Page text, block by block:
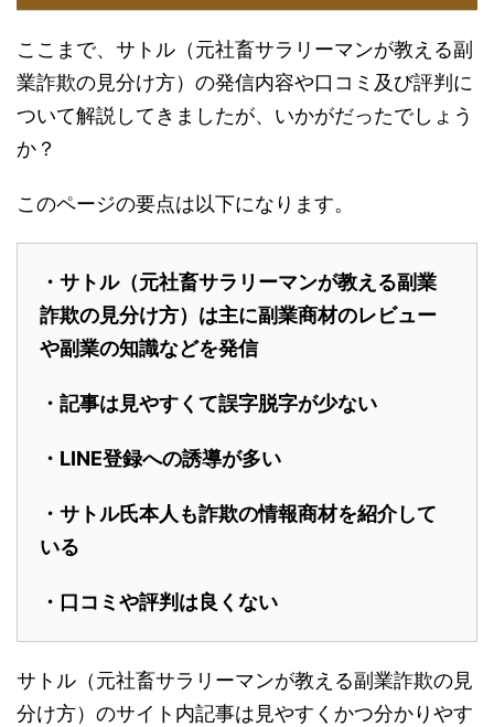
ここまで、サトル（元社畜サラリーマンが教える副
業詐欺の見分け方）の発信内容や口コミ及び評判に
ついて解説してきましたが、いかがだったでしょう
か？
このページの要点は以下になります。
・サトル（元社畜サラリーマンが教える副業
詐欺の見分け方）は主に副業商材のレビュー
や副業の知識などを発信
・記事は見やすくて誤字脱字が少ない
・LINE登録への誘導が多い
・サトル氏本人も詐欺の情報商材を紹介して
いる
・口コミや評判は良くない
サトル（元社畜サラリーマンが教える副業詐欺の見
分け方）のサイト内記事は見やすくかつ分かりやす